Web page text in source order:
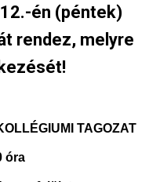
én (péntek)
rendez, melyre
TAGOZAT
óra